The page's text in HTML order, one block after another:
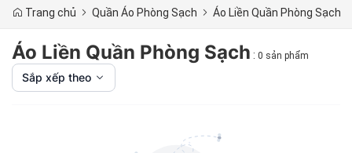
Trang chủ Quần Áo Phòng Sạch Áo Liền Quần Phòng Sạch
Áo Liền Quần Phòng Sạch : 0 sản phẩm
Sắp xếp theo